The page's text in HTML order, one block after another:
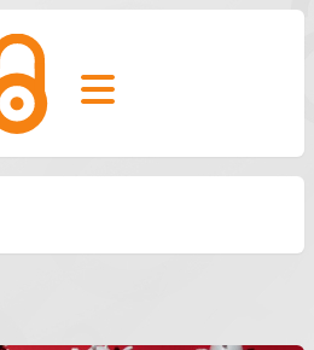
Open main menu